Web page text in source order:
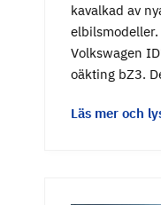
kavalkad av
Volkswagen
oäkting bZ3.
Läs mer och